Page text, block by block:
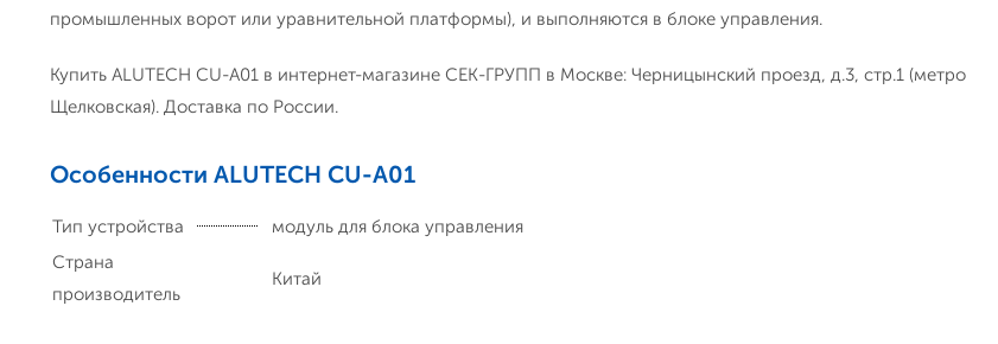
промышленных ворот или уравнительной платформы), и выполняются в блоке управления.
Купить ALUTECH CU-A01 в интернет-магазине СЕК-ГРУПП в Москве: Черницынский проезд, д.3, стр.1 (метро
Щелковская). Доставка по России.
Особенности ALUTECH CU-A01
Тип устройства
модуль для блока управления
Страна
производитель
Китай